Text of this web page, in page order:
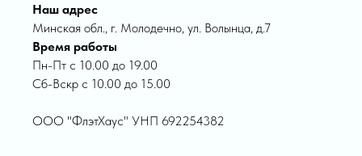
Наш адрес
Минская обл., г. Молодечно, ул. Волынца, д.7
Время работы
Пн-Пт с 10.00 до 19.00
Сб-Вскр с 10.00 до 15.00
ООО "ФлэтХаус" УНП 692254382